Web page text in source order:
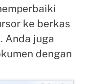
ke berkas
Anda juga
dengan